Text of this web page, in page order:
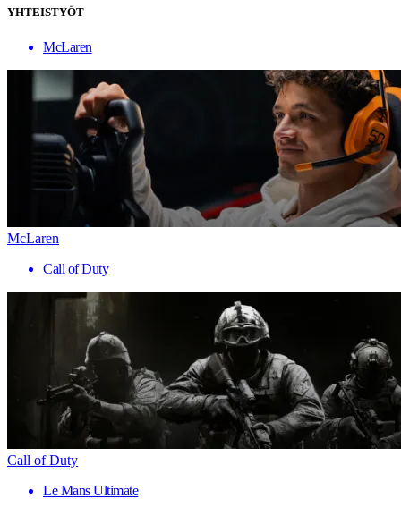
YHTEISTYÖT
McLaren
McLaren
Call of Duty
Call of Duty
Le Mans Ultimate